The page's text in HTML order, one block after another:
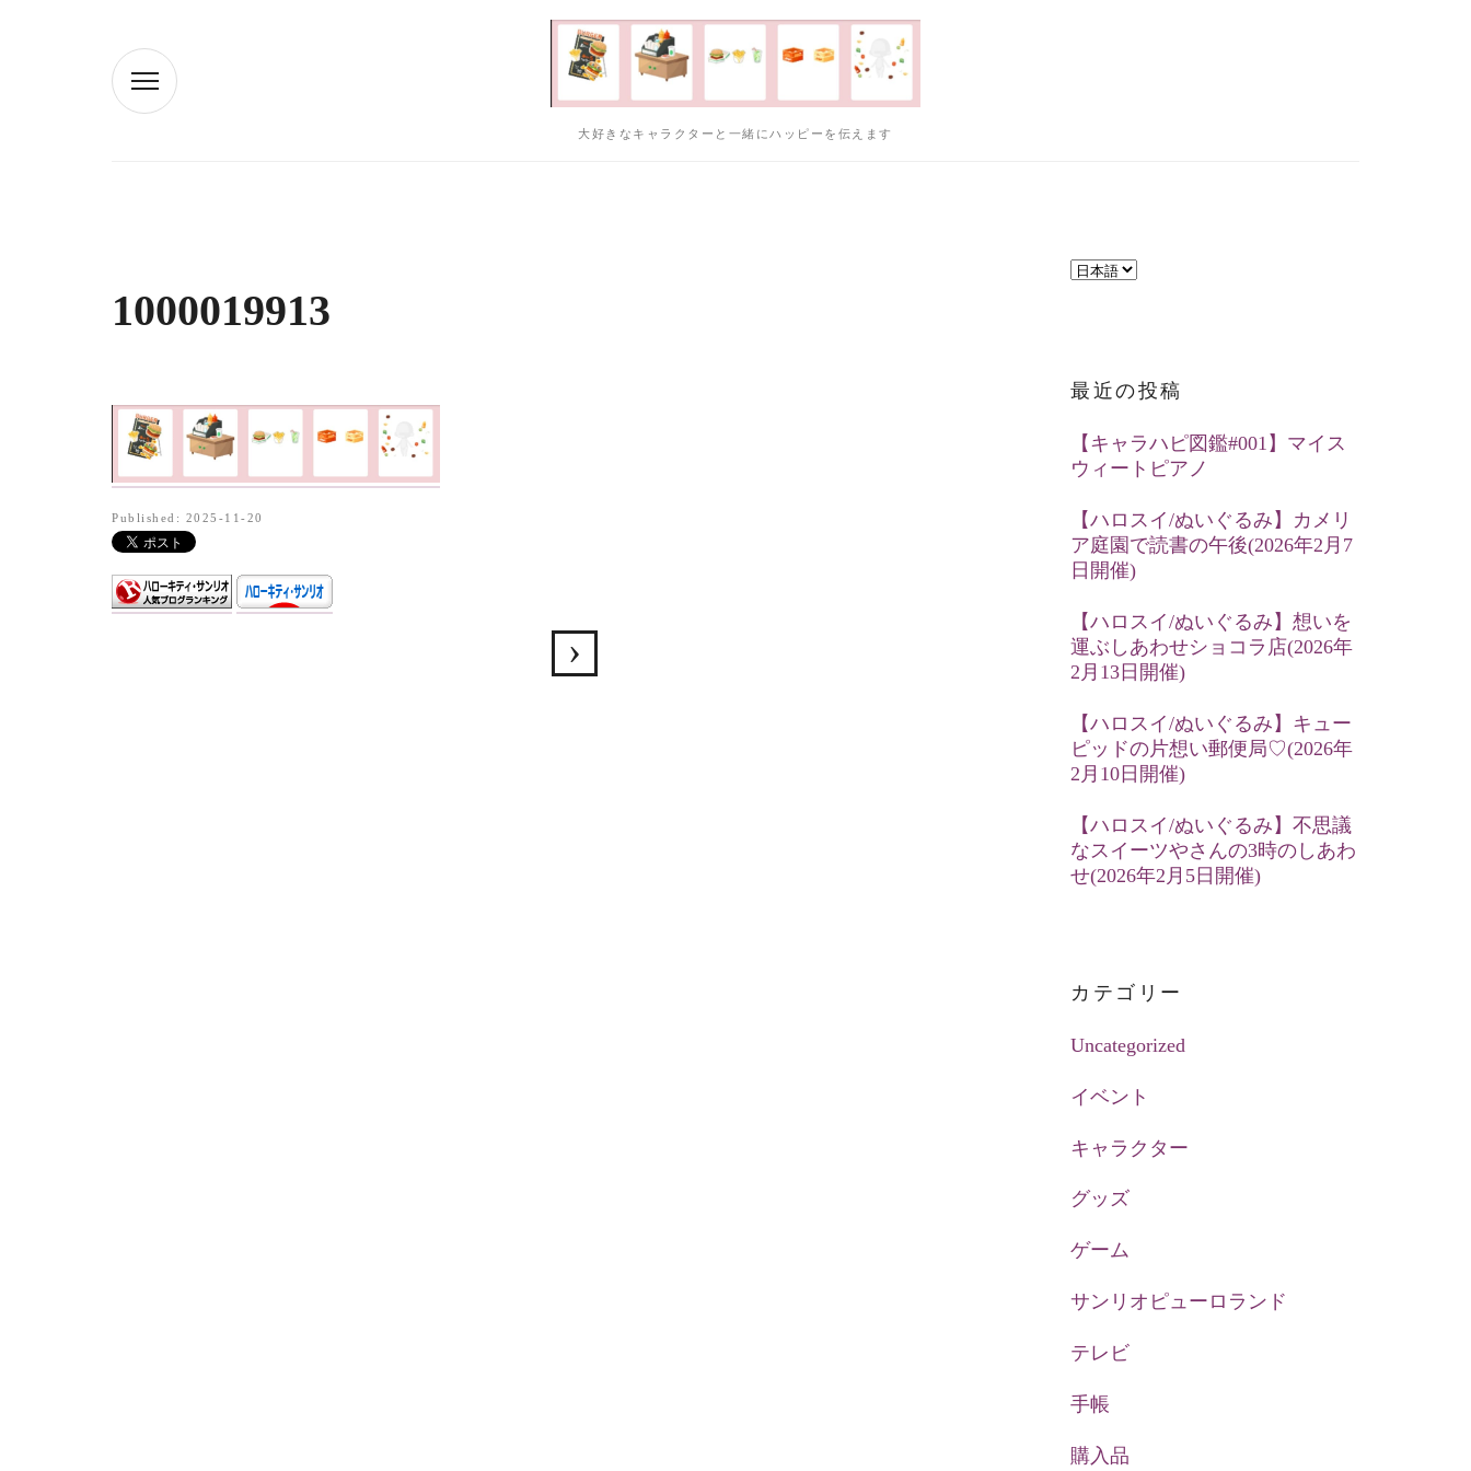
大好きなキャラクターと一緒にハッピーを伝えます
1000019913
Published: 2025-11-20
言
択
最近の投稿
【キャラハピ図鑑#001】マイス
ウィートピアノ
【ハロスイ/ぬいぐるみ】カメリ
ア庭園で読書の午後(2026年2月7
日開催)
【ハロスイ/ぬいぐるみ】想いを
運ぶしあわせショコラ店(2026年
2月13日開催)
【ハロスイ/ぬいぐるみ】キュー
ピッドの片想い郵便局♡(2026年
2月10日開催)
【ハロスイ/ぬいぐるみ】不思議
なスイーツやさんの3時のしあわ
せ(2026年2月5日開催)
カテゴリー
Uncategorized
イベント
キャラクター
グッズ
ゲーム
サンリオピューロランド
テレビ
手帳
購入品